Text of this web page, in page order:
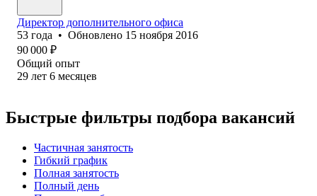
Директор дополнительного офиса
53 года • Обновлено 15 ноября 2016
90 000 ₽
Общий опыт
29 лет 6 месяцев
Быстрые фильтры подбора вакансий
Частичная занятость
Гибкий график
Полная занятость
Полный день